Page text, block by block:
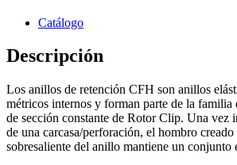
Catálogo
Descripción
Los anillos de retención CFH son anillos
métricos internos y forman parte de la familia
de sección constante de Rotor Clip. Una vez
de una carcasa/perforación, el hombro
sobresaliente del anillo mantiene un conjunto